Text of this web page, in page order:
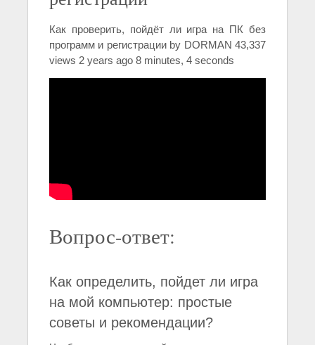
Как проверить, пойдёт ли игра на ПК без
программ и регистрации by DORMAN 43,337
views 2 years ago 8 minutes, 4 seconds
Вопрос-ответ:
Как определить, пойдет ли игра
на мой компьютер: простые
советы и рекомендации?